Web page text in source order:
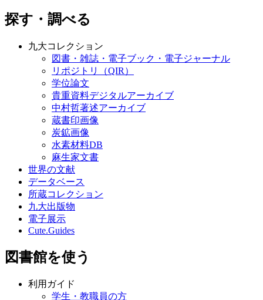
探す・調べる
九大コレクション
図書・雑誌・電子ブック・電子ジャーナル
リポジトリ（QIR）
学位論文
貴重資料デジタルアーカイブ
中村哲著述アーカイブ
蔵書印画像
炭鉱画像
水素材料DB
麻生家文書
世界の文献
データベース
所蔵コレクション
九大出版物
電子展示
Cute.Guides
図書館を使う
利用ガイド
学生・教職員の方